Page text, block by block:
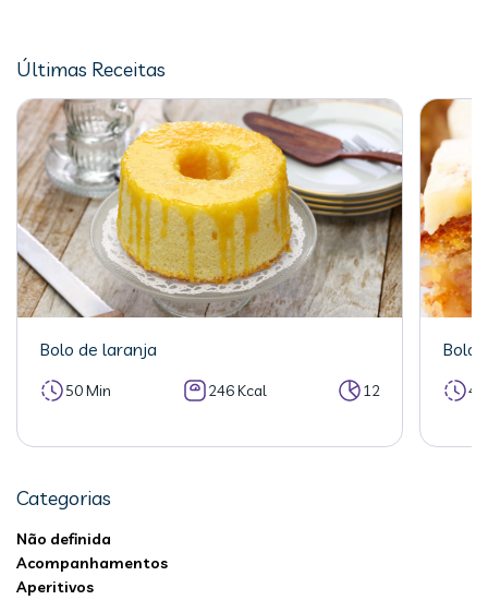
Últimas Receitas
Bolo de laranja
50 Min 246 Kcal 12
Bolo
Categorias
Não definida
Acompanhamentos
Aperitivos